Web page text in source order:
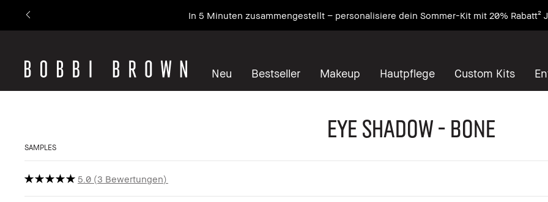
In 5 Minuten zusammengestellt – personalisiere dein Sommer-Kit mit 20% Rabatt²
Neu Bestseller Makeup Hautpflege Custom Kits
Eye Shadow - Bone
SAMPLES
5.0 3 Bewertungen